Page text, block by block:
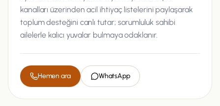
kanalları üzerinden acil ihtiyaç listelerini paylaşarak
toplum desteğini canlı tutar; sorumluluk sahibi
ailelerle kalıcı yuvalar bulmaya odaklanır.
Hemen ara WhatsApp